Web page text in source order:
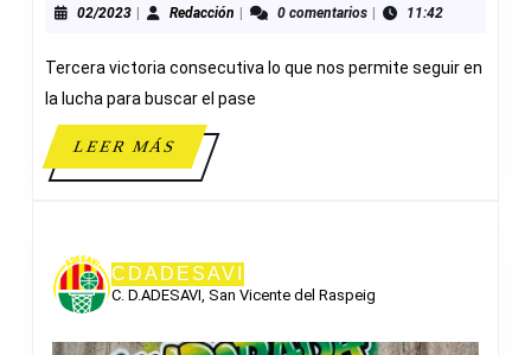
74
02/202302/2023
| Redacción Redacción
| 0 comentarios | 11:42
Tercera victoria consecutiva lo que nos permite seguir en
la lucha para buscar el pase
LEER MÁSLEER
MÁS
CDADESAVI
C. D.ADESAVI, San Vicente del Raspeig